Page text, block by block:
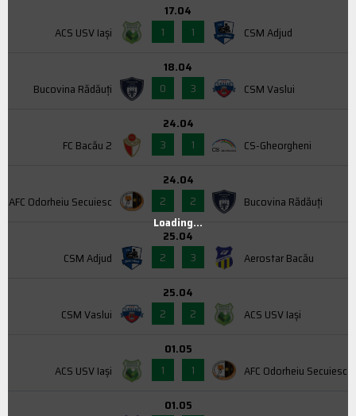
ACS USV Iaşi
17.04
1
1 CSM Adjud
Bucovina Rădăuți
18.04
0
3 CSM Vaslui
FC Bacău 2
24.04
3
1 CS-Gheorgheni
AFC Odorheiu Secuiesc
24.04
2
2 Bucovina Rădăuți
CSM Adjud
25.04
2
3 Aerostar Bacău
CSM Vaslui
25.04
2
2 ACS USV Iaşi
ACS USV Iaşi
01.05
1
1 AFC Odorheiu Secuiesc
01.05
Loading...